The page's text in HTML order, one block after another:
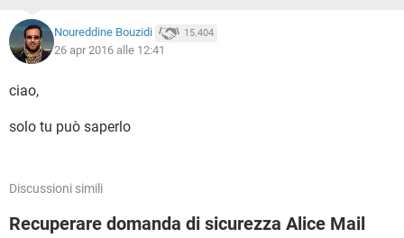
Noureddine Bouzidi 15.404
26 apr 2016 alle 12:41
ciao,
solo tu può saperlo
Discussioni simili
Recuperare domanda di sicurezza Alice Mail